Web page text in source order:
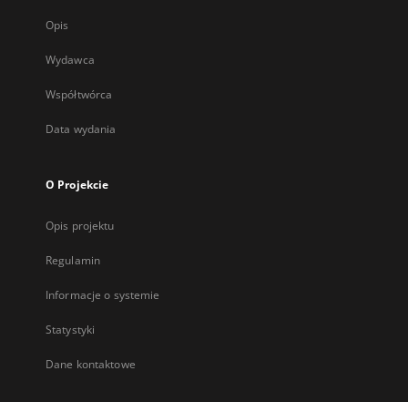
Opis
Wydawca
Współtwórca
Data wydania
O Projekcie
Opis projektu
Regulamin
Informacje o systemie
Statystyki
Dane kontaktowe